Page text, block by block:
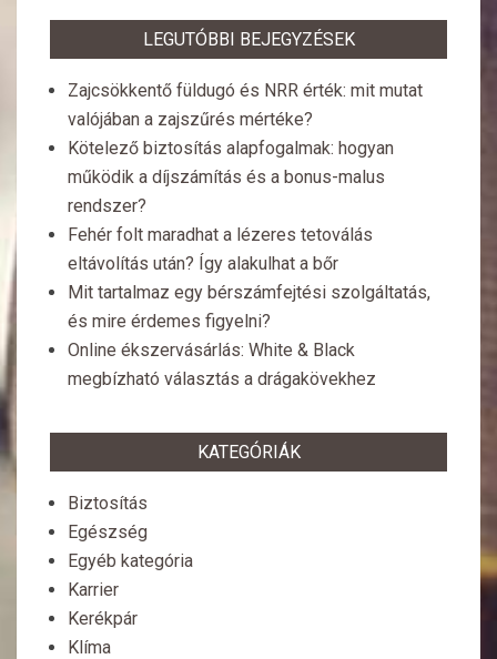
LEGUTÓBBI BEJEGYZÉSEK
Zajcsökkentő füldugó és NRR érték: mit mutat
valójában a zajszűrés mértéke?
Kötelező biztosítás alapfogalmak: hogyan
működik a díjszámítás és a bonus-malus
rendszer?
Fehér folt maradhat a lézeres tetoválás
eltávolítás után? Így alakulhat a bőr
Mit tartalmaz egy bérszámfejtési szolgáltatás,
és mire érdemes figyelni?
Online ékszervásárlás: White & Black
megbízható választás a drágakövekhez
KATEGÓRIÁK
Biztosítás
Egészség
Egyéb kategória
Karrier
Kerékpár
Klíma